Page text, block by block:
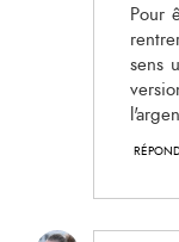
Pour
sens